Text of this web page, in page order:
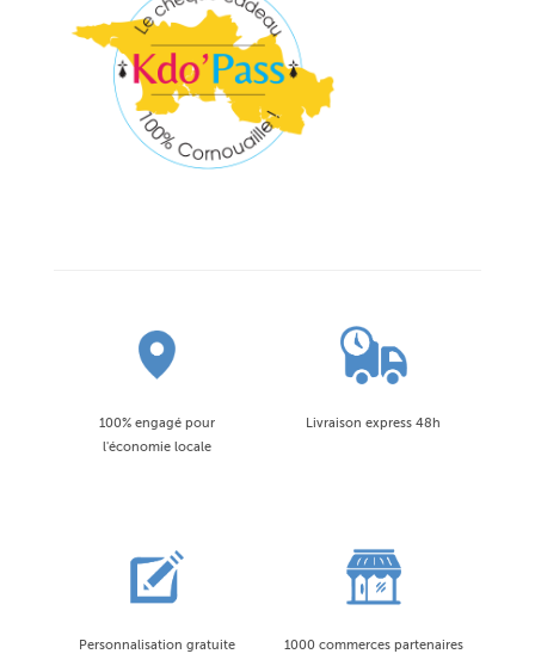
100% engagé pour
l'économie locale
Livraison express 48h
Personnalisation gratuite
1000 commerces partenaires